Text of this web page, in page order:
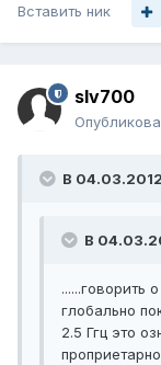
Вставить ник
slv700
В 04.03.2012
В
......говорить
глобально
2.5 Ггц это